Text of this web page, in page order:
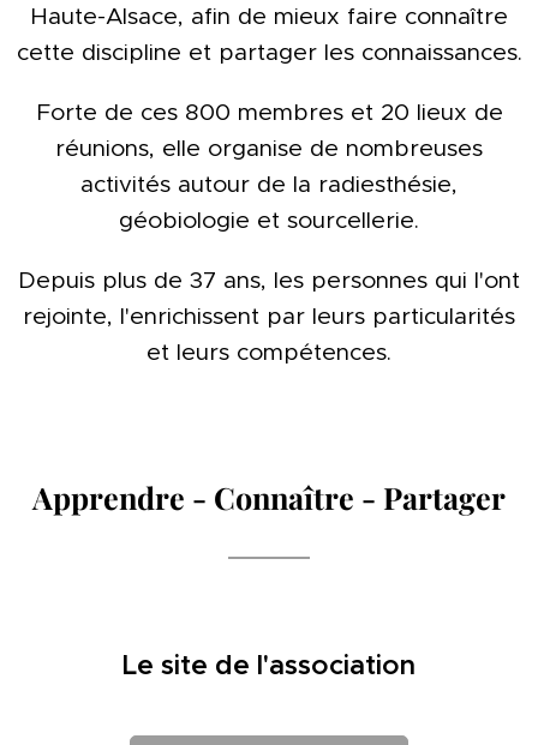
Haute-Alsace, afin de mieux faire connaître
cette discipline et partager les connaissances.
Forte de ces 800 membres et 20 lieux de
réunions, elle organise de nombreuses
activités autour de la radiesthésie,
géobiologie et sourcellerie.
Depuis plus de 37 ans, les personnes qui l'ont
rejointe, l'enrichissent par leurs particularités
et leurs compétences.
Apprendre - Connaître - Partager
Le site de l'association